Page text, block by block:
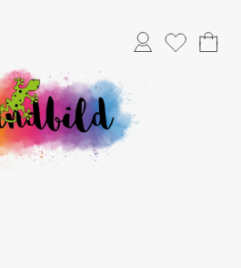
Anmelden
Merkliste